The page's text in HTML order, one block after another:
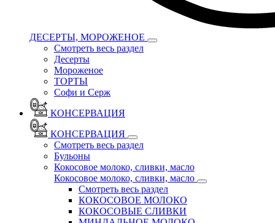
ДЕСЕРТЫ, МОРОЖЕНОЕ
Смотреть весь раздел
Десерты
Мороженое
ТОРТЫ
Софи и Серж
КОНСЕРВАЦИЯ
КОНСЕРВАЦИЯ
Смотреть весь раздел
Бульоны
Кокосовое молоко, сливки, масло
Кокосовое молоко, сливки, масло
Смотреть весь раздел
КОКОСОВОЕ МОЛОКО
КОКОСОВЫЕ СЛИВКИ